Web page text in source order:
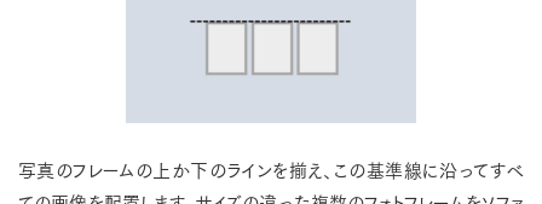
写真のフレームの上か下のラインを揃え、この基準線に沿ってすべ